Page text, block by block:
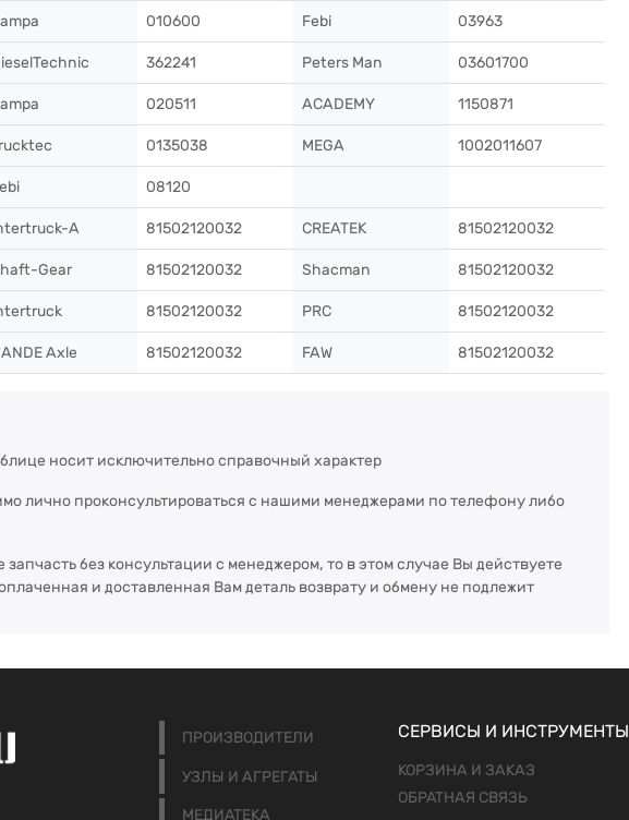
010600 Febi 03963
362241 Peters Man 03601700
020511 ACADEMY 1150871
0135038 MEGA 1002011607
08120
A 81502120032 CREATEK 81502120032
Gear 81502120032 Shacman 81502120032
81502120032 PRC 81502120032
Axle 81502120032 FAW 81502120032
носит исключительно справочный характер
лично проконсультироваться с нашими менеджерами по телефону либо
без консультации с менеджером, то в этом случае Вы действуете
и доставленная Вам деталь возврату и обмену не подлежит
ПРОИЗВОДИТЕЛИ
УЗЛЫ И АГРЕГАТЫ
МЕДИАТЕКА
СЕРВИСЫ И ИНСТРУМЕНТЫ
КОРЗИНА И ЗАКАЗ
ОБРАТНАЯ СВЯЗЬ